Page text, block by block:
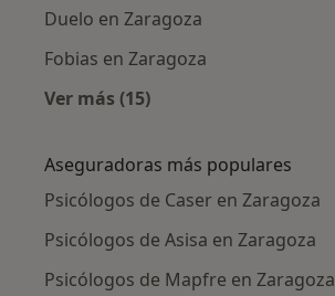
Duelo en Zaragoza
Fobias en Zaragoza
Ver más (15)
Aseguradoras más populares
Psicólogos de Caser en Zaragoza
Psicólogos de Asisa en Zaragoza
Psicólogos de Mapfre en Zaragoza